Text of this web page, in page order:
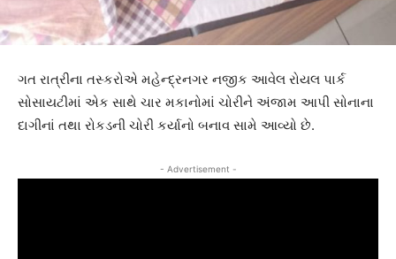
ગત રાત્રીના તસ્કરોએ મહેન્દ્રનગર નજીક આવેલ રોયલ પાર્ક
સોસાયટીમાં એક સાથે ચાર મકાનોમાં ચોરીને અંજામ આપી સોનાના
દાગીનાં તથા રોકડની ચોરી કર્યાનો બનાવ સામે આવ્યો છે.
- Advertisement -